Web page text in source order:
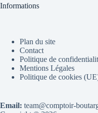
Informations
Plan du site
Contact
Politique de
Mentions Légales
Politique de cookies
Email: team@comptoir-